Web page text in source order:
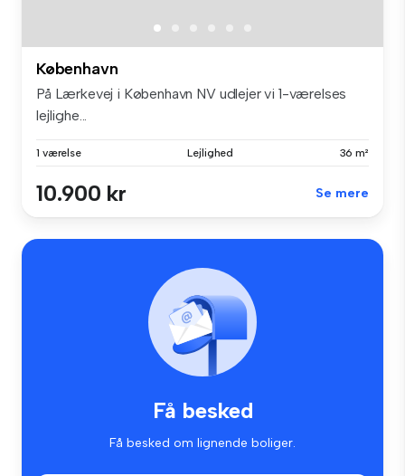
København
På Lærkevej i København NV udlejer vi 1-værelses
lejlighe...
1 værelse Lejlighed 36 m²
10.900 kr Se mere
Få besked
Få besked om lignende boliger.